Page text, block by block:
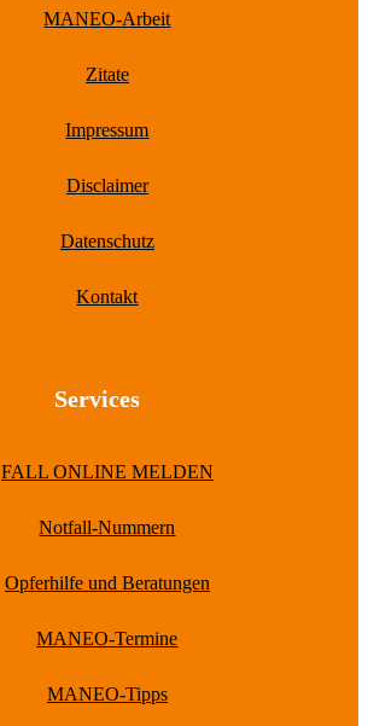
MANEO-Arbeit
Zitate
Impressum
Disclaimer
Datenschutz
Kontakt
Services
FALL ONLINE MELDEN
Notfall-Nummern
Opferhilfe und Beratungen
MANEO-Termine
MANEO-Tipps